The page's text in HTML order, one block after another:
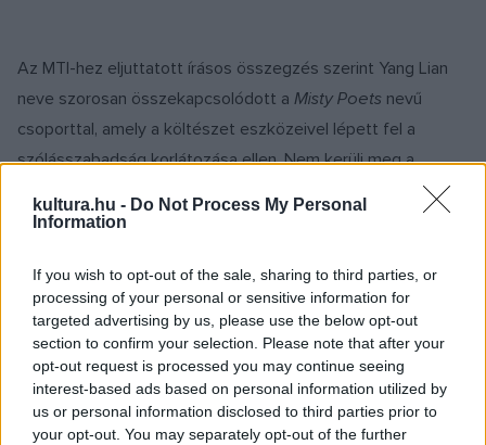
kultura.hu - Do Not Process My Personal
Information
If you wish to opt-out of the sale, sharing to third parties, or
processing of your personal or sensitive information for
targeted advertising by us, please use the below opt-out
section to confirm your selection. Please note that after your
opt-out request is processed you may continue seeing
interest-based ads based on personal information utilized by
us or personal information disclosed to third parties prior to
your opt-out. You may separately opt-out of the further
Az MTI-hez eljuttatott írásos összegzés szerint Yang Lian
neve szorosan összekapcsolódott a Misty Poets nevű
csoporttal, amely a költészet eszközeivel lépett fel a
szólásszabadság korlátozása ellen. Nem kerüli meg a
politizálást, állandó témái világirodalmi, politikai és művészeti
kérdések. Egyik legismertebb munkája az önéletrajzi The
prózakötetei mellett egy esszéválogatást is publikált,
műveit több mint húsz nyelvre fordították le, magyarra
eddig még nem.